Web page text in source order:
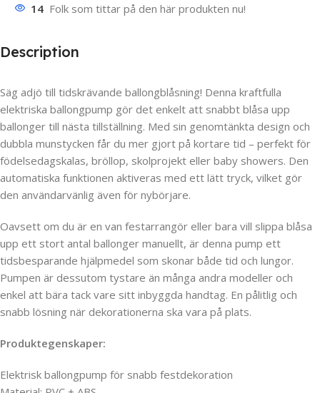
14 Folk som tittar på den här produkten nu!
Description
Säg adjö till tidskrävande ballongblåsning! Denna kraftfulla
elektriska ballongpump gör det enkelt att snabbt blåsa upp
ballonger till nästa tillställning. Med sin genomtänkta design och
dubbla munstycken får du mer gjort på kortare tid – perfekt för
födelsedagskalas, bröllop, skolprojekt eller baby showers. Den
automatiska funktionen aktiveras med ett lätt tryck, vilket gör
den användarvänlig även för nybörjare.
Oavsett om du är en van festarrangör eller bara vill slippa blåsa
upp ett stort antal ballonger manuellt, är denna pump ett
tidsbesparande hjälpmedel som skonar både tid och lungor.
Pumpen är dessutom tystare än många andra modeller och
enkel att bära tack vare sitt inbyggda handtag. En pålitlig och
snabb lösning när dekorationerna ska vara på plats.
Produktegenskaper:
Elektrisk ballongpump för snabb festdekoration